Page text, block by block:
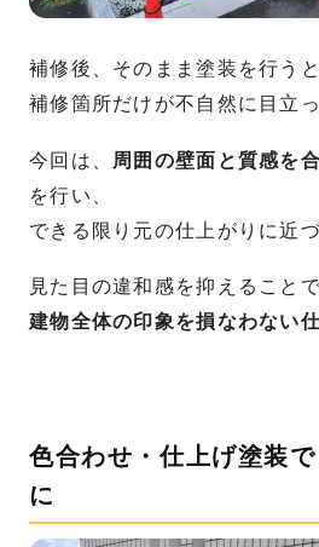
補修後、そのまま塗装を行うと
補修箇所だけが不自然に目立
今回は、 周囲の壁面と質感を
を行い、
できる限り元の仕上がりに近
見た目の違和感を抑えることで
建物全体の印象を損なわない
色合わせ・仕上げ塗装
に